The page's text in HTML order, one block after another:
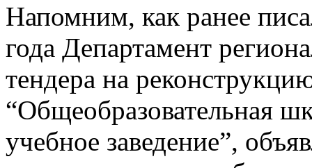
Напомним, как ранее
года Департамент
тендера на
“Общеобразовательная
учебное заведение”,